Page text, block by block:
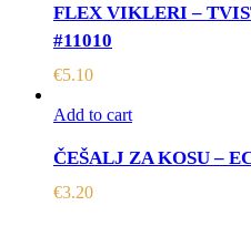
FLEX VIKLERI –
#11010
€5.10
Add to cart
ČEŠALJ ZA KOSU –
€3.20